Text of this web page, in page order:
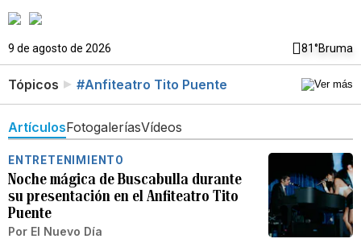
9 de agosto de 2026 81°Bruma
Tópicos #Anfiteatro Tito Puente
ArtículosFotogaleríasVídeos
ENTRETENIMIENTO
Noche mágica de Buscabulla durante
su presentación en el Anfiteatro Tito
Puente
Por El Nuevo Día